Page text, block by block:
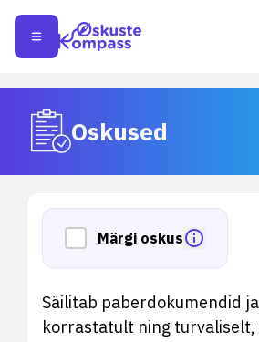
Oskused
Märgi oskus
Säilitab paberdokumendid
korrastatult ning turvaliselt,